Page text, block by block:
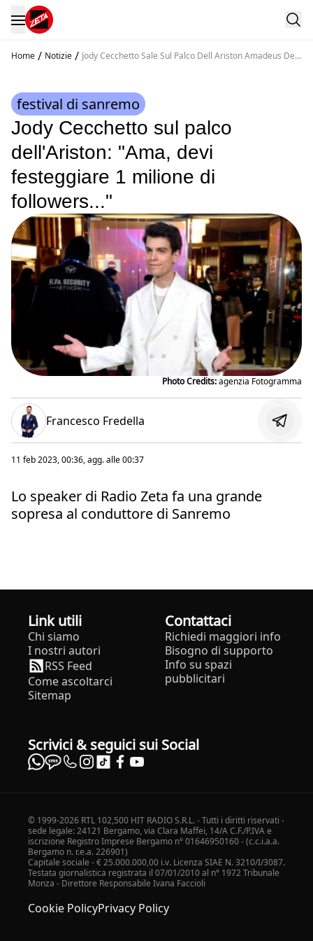
Home / Notizie / Jody Cecchetto Sale Sul Palco Dell Ariston Amadeus Devi
festival di sanremo
Jody Cecchetto sul palco
dell'Ariston: "Ama, devi
festeggiare 1 milione di
followers..."
Photo Credits:agenzia Fotogramma
Francesco Fredella
11 feb 2023, 00:36, agg. alle00:37
Lo speaker di Radio Zeta fa una grande
sopresa al conduttore di Sanremo
Link utili
Chi siamo
I nostri autori
RSS Feed
Come ascoltarci
Sitemap
Contattaci
Richiedi maggiori info
Bisogno di supporto
Info su spazi
pubblicitari
Scrivici & seguici sui Social
© 1999-2026 RTL 102,500 HIT RADIO S.R.L. - Tutti i diritti riservati -
sede legale: 24121 Bergamo, via Clara Maffei, 14/A C.F./P.IVA e
iscrizione Registro Imprese Bergamo n° 01646950160 - (c.c.i.a.a.
Bergamo n. r.e.a. 226901)
Capitale sociale - € 25.000.000,00 i.v. Licenza SIAE N. 3210/I/3087.
Testata giornalistica registrata il 07/01/2010 al n° 1972 Tribunale
Monza - Direttore Responsabile Ivana Faccioli
Cookie PolicyPrivacy Policy